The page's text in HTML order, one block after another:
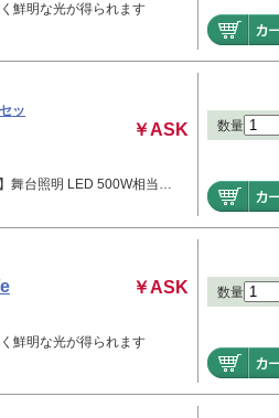
鮮明な光が得られます
ッ
￥ASK
舞台照明 LED 500W相当…
数量
￥ASK
鮮明な光が得られます
数量